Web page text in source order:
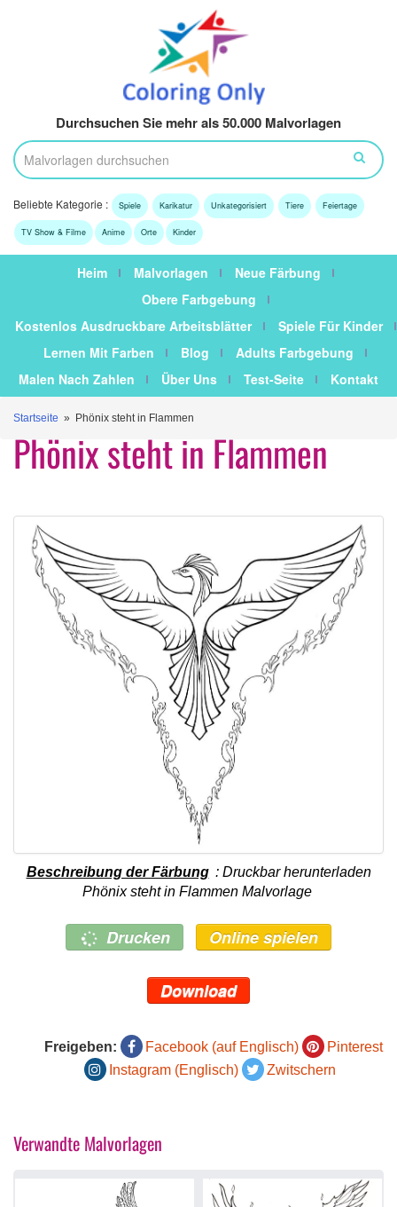
Durchsuchen Sie mehr als 50.000 Malvorlagen
Beliebte Kategorie : Spiele Karikatur Unkategorisiert Tiere Feiertage
TV Show & Filme Anime Orte Kinder
Heim Malvorlagen
Neue Färbung
Obere Farbgebung
Kostenlos Ausdruckbare Arbeitsblätter
Spiele Für Kinder
Lernen Mit Farben
Blog
Adults Farbgebung
Malen Nach Zahlen
Über Uns Test-Seite Kontakt
Startseite » Phönix steht in Flammen
Phönix steht in Flammen
Beschreibung der Färbung : Druckbar herunterladen
Phönix steht in Flammen Malvorlage
Drucken Online spielen
Download
Freigeben: Facebook (auf Englisch)
Pinterest
Instagram (Englisch)
Zwitschern
Verwandte Malvorlagen